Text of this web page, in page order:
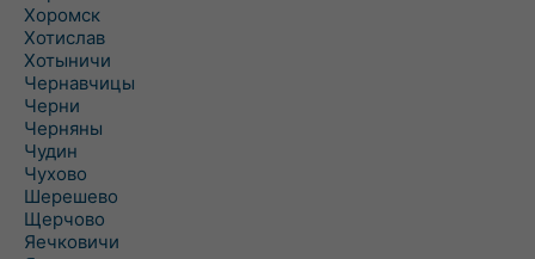
Хоромск
Хотислав
Хотыничи
Чернавчицы
Черни
Черняны
Чудин
Чухово
Шерешево
Щерчово
Яечковичи